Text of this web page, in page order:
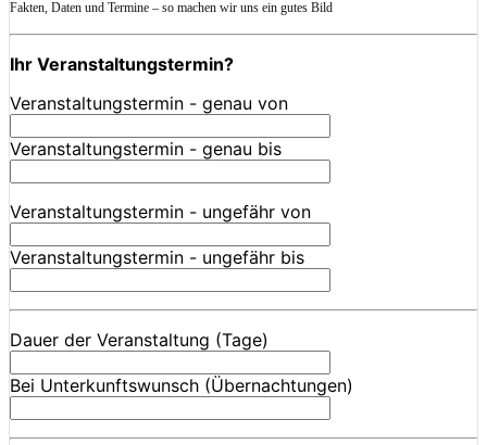
Fakten, Daten und Termine – so machen wir uns ein gutes Bild
Ihr Veranstaltungstermin?
Veranstaltungstermin - genau von
Veranstaltungstermin - genau bis
Veranstaltungstermin - ungefähr von
Veranstaltungstermin - ungefähr bis
Dauer der Veranstaltung (Tage)
Bei Unterkunftswunsch (Übernachtungen)